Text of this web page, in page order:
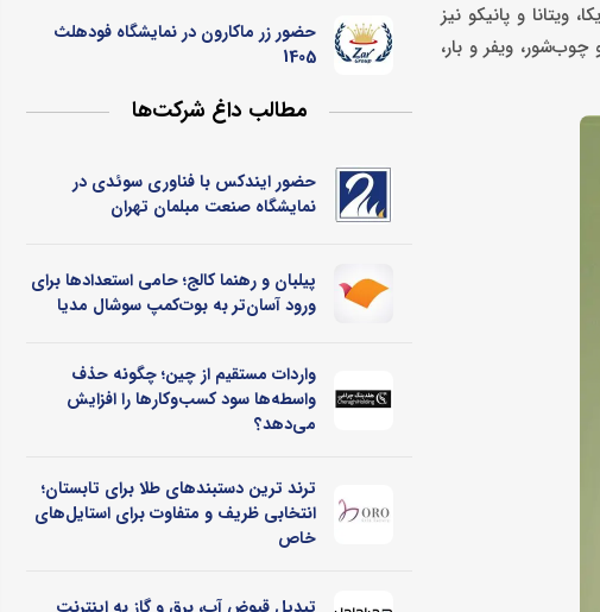
ویتانا و پانیکو نیز
کراکر و چوب‌شور، ویفر و بار،
حضور زر ماکارون در نمایشگاه فودهلث
1405
مطالب داغ شرکت‌ها
حضور ایندکس با فناوری سوئدی در
نمایشگاه صنعت مبلمان تهران
پیلبان و رهنما کالج؛ حامی استعدادها برای
ورود آسان‌تر به بوت‌کمپ سوشال مدیا
واردات مستقیم از چین؛ چگونه حذف
واسطه‌ها سود کسب‌وکارها را افزایش
می‌دهد؟
ترند ترین دستبندهای طلا برای تابستان؛
انتخابی ظریف و متفاوت برای استایل‌های
خاص